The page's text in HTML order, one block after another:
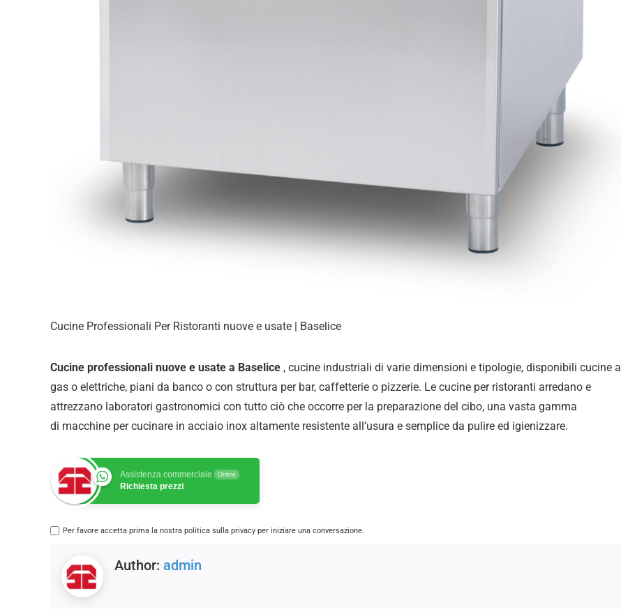
Cucine Professionali Per Ristoranti nuove e usate | Baselice
Cucine professionali nuove e usate a Baselice , cucine industriali di varie dimensioni e tipologie, disponibili cucine a
gas o elettriche, piani da banco o con struttura per bar, caffetterie o pizzerie. Le cucine per ristoranti arredano e
attrezzano laboratori gastronomici con tutto ciò che occorre per la preparazione del cibo, una vasta gamma
di macchine per cucinare in acciaio inox altamente resistente all’usura e semplice da pulire ed igienizzare.
Assistenza commerciale Online
Richiesta prezzi
Per favore accetta prima la nostra politica sulla privacy per iniziare una conversazione.
Author: admin